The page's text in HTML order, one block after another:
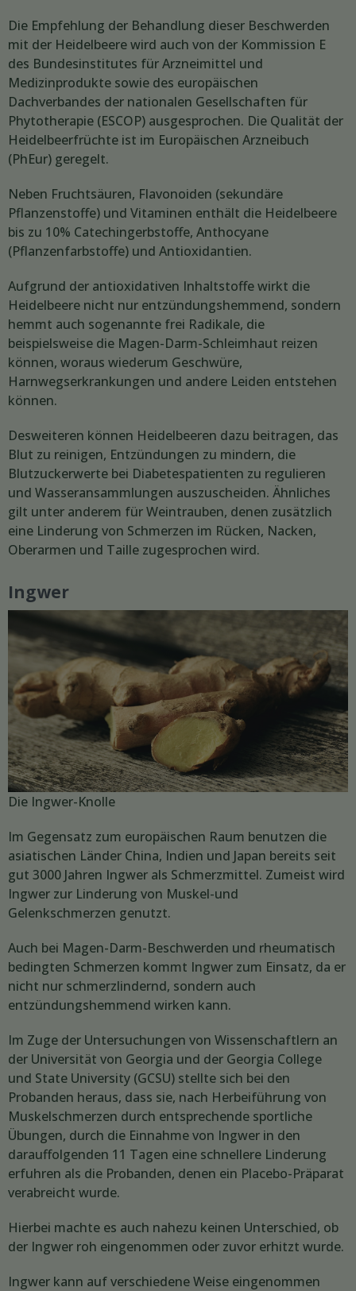
Die Empfehlung der Behandlung dieser Beschwerden
mit der Heidelbeere wird auch von der Kommission E
des Bundesinstitutes für Arzneimittel und
Medizinprodukte sowie des europäischen
Dachverbandes der nationalen Gesellschaften für
Phytotherapie (ESCOP) ausgesprochen. Die Qualität der
Heidelbeerfrüchte ist im Europäischen Arzneibuch
(PhEur) geregelt.
Neben Fruchtsäuren, Flavonoiden (sekundäre
Pflanzenstoffe) und Vitaminen enthält die Heidelbeere
bis zu 10% Catechingerbstoffe, Anthocyane
(Pflanzenfarbstoffe) und Antioxidantien.
Aufgrund der antioxidativen Inhaltstoffe wirkt die
Heidelbeere nicht nur entzündungshemmend, sondern
hemmt auch sogenannte frei Radikale, die
beispielsweise die Magen-Darm-Schleimhaut reizen
können, woraus wiederum Geschwüre,
Harnwegserkrankungen und andere Leiden entstehen
können.
Desweiteren können Heidelbeeren dazu beitragen, das
Blut zu reinigen, Entzündungen zu mindern, die
Blutzuckerwerte bei Diabetespatienten zu regulieren
und Wasseransammlungen auszuscheiden. Ähnliches
gilt unter anderem für Weintrauben, denen zusätzlich
eine Linderung von Schmerzen im Rücken, Nacken,
Oberarmen und Taille zugesprochen wird.
Ingwer
Die Ingwer-Knolle
Im Gegensatz zum europäischen Raum benutzen die
asiatischen Länder China, Indien und Japan bereits seit
gut 3000 Jahren Ingwer als Schmerzmittel. Zumeist wird
Ingwer zur Linderung von Muskel-und
Gelenkschmerzen genutzt.
Auch bei Magen-Darm-Beschwerden und rheumatisch
bedingten Schmerzen kommt Ingwer zum Einsatz, da er
nicht nur schmerzlindernd, sondern auch
entzündungshemmend wirken kann.
Im Zuge der Untersuchungen von Wissenschaftlern an
der Universität von Georgia und der Georgia College
und State University (GCSU) stellte sich bei den
Probanden heraus, dass sie, nach Herbeiführung von
Muskelschmerzen durch entsprechende sportliche
Übungen, durch die Einnahme von Ingwer in den
darauffolgenden 11 Tagen eine schnellere Linderung
erfuhren als die Probanden, denen ein Placebo-Präparat
verabreicht wurde.
Hierbei machte es auch nahezu keinen Unterschied, ob
der Ingwer roh eingenommen oder zuvor erhitzt wurde.
Ingwer kann auf verschiedene Weise eingenommen